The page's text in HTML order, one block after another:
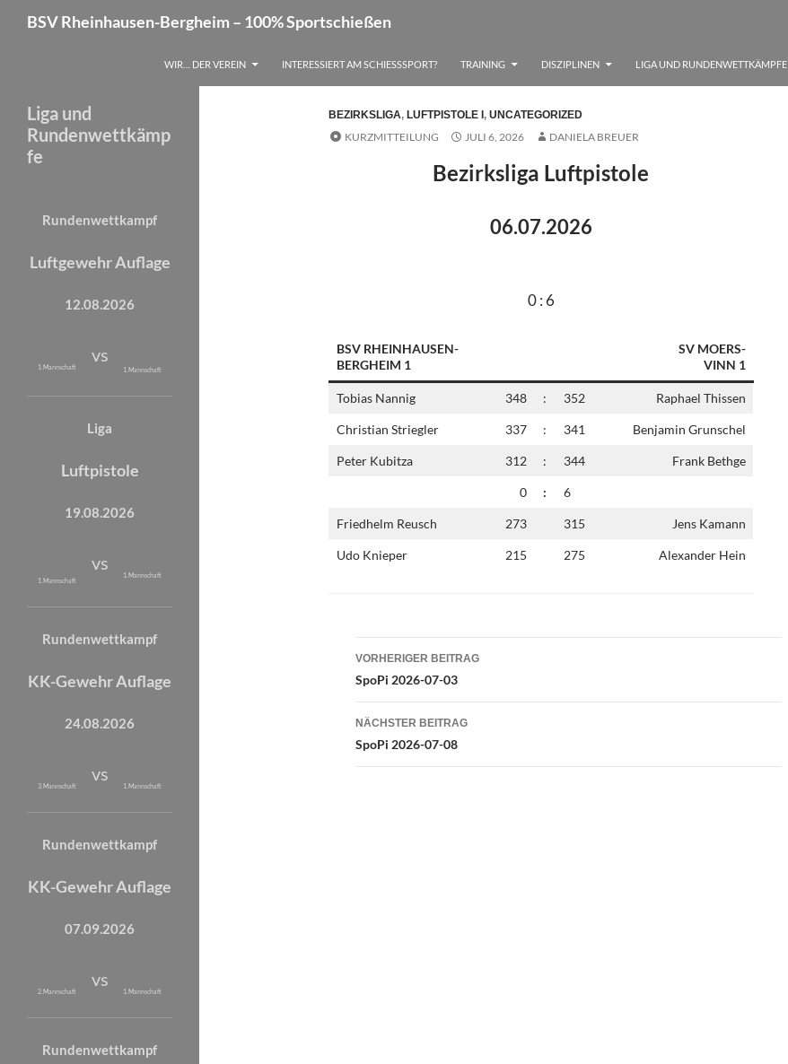
BSV Rheinhausen-Bergheim – 100% Sportschießen
WIR… DER VEREIN INTERESSIERT AM SCHIESSSPORT? TRAINING DISZIPLINEN LIGA UND RUNDENWETTKÄMPFE
BEZIRKSLIGA, LUFTPISTOLE I , UNCATEGORIZED
KURZMITTEILUNG JULI 6, 2026 DANIELA BREUER
Bezirksliga Luftpistole
06.07.2026
0 : 6
BSV RHEINHAUSEN-
BERGHEIM 1
SV MOERS-
VINN 1
Tobias Nannig 348 : 352 Raphael Thissen
Christian Striegler 337 : 341 Benjamin Grunschel
Peter Kubitza 312 : 344 Frank Bethge
0 : 6
Friedhelm Reusch 273 315 Jens Kamann
Udo Knieper 215 275 Alexander Hein
Beitragsnavigation
VORHERIGER BEITRAG
SpoPi 2026-07-03
NÄCHSTER BEITRAG
SpoPi 2026-07-08
Liga und
Rundenwettkämp
fe
Rundenwettkampf
Luftgewehr Auflage
12.08.2026
1. Mannschaft
vs
1. Mannschaft
Liga
Luftpistole
19.08.2026
1. Mannschaft
vs
1. Mannschaft
Rundenwettkampf
KK-Gewehr Auflage
24.08.2026
3. Mannschaft
vs
1. Mannschaft
Rundenwettkampf
KK-Gewehr Auflage
07.09.2026
2. Mannschaft
vs
1. Mannschaft
Rundenwettkampf